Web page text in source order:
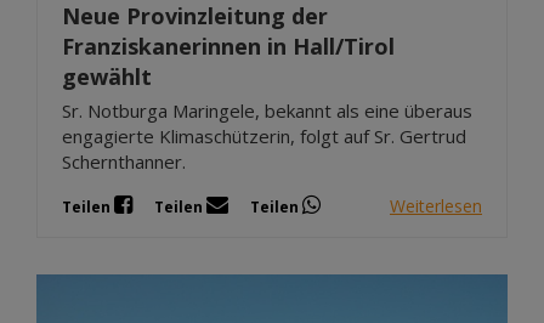
Neue Provinzleitung der
Franziskanerinnen in Hall/Tirol
gewählt
Sr. Notburga Maringele, bekannt als eine überaus
engagierte Klimaschützerin, folgt auf Sr. Gertrud
Schernthanner.
Teilen Teilen Teilen Weiterlesen